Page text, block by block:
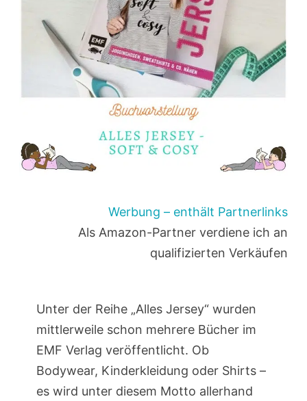
Werbung – enthält Partnerlinks
Als Amazon-Partner verdiene ich an
qualifizierten Verkäufen
Unter der Reihe „Alles Jersey“ wurden
mittlerweile schon mehrere Bücher im
EMF Verlag veröffentlicht. Ob
Bodywear, Kinderkleidung oder Shirts –
es wird unter diesem Motto allerhand